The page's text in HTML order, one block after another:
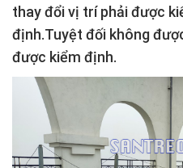
thay đổi vị trí phải được
định.Tuyệt đối không
được kiểm định.